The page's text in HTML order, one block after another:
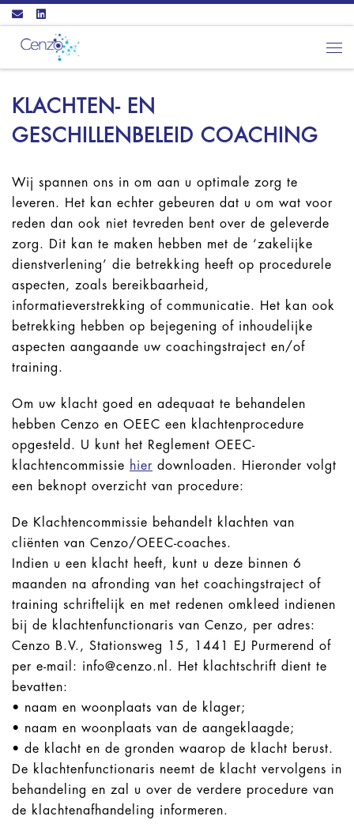
Ga naar inhoud
KLACHTEN- EN
GESCHILLENBELEID COACHING
Wij spannen ons in om aan u optimale zorg te
leveren. Het kan echter gebeuren dat u om wat voor
reden dan ook niet tevreden bent over de geleverde
zorg. Dit kan te maken hebben met de ‘zakelijke
dienstverlening’ die betrekking heeft op procedurele
aspecten, zoals bereikbaarheid,
informatieverstrekking of communicatie. Het kan ook
betrekking hebben op bejegening of inhoudelijke
aspecten aangaande uw coachingstraject en/of
training.
Om uw klacht goed en adequaat te behandelen
hebben Cenzo en OEEC een klachtenprocedure
opgesteld. U kunt het Reglement OEEC-
klachtencommissie hier downloaden. Hieronder volgt
een beknopt overzicht van procedure:
De Klachtencommissie behandelt klachten van
cliënten van Cenzo/OEEC-coaches.
Indien u een klacht heeft, kunt u deze binnen 6
maanden na afronding van het coachingstraject of
training schriftelijk en met redenen omkleed indienen
bij de klachtenfunctionaris van Cenzo, per adres:
Cenzo B.V., Stationsweg 15, 1441 EJ Purmerend of
per e-mail: info@cenzo.nl. Het klachtschrift dient te
bevatten:
• naam en woonplaats van de klager;
• naam en woonplaats van de aangeklaagde;
• de klacht en de gronden waarop de klacht berust.
De klachtenfunctionaris neemt de klacht vervolgens in
behandeling en zal u over de verdere procedure van
de klachtenafhandeling informeren.